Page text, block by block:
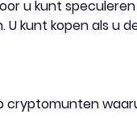
u kunt
kunt kopen als u
cryptomunten